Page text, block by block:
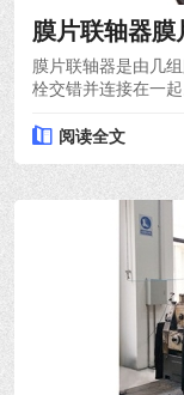
膜片联轴器膜
膜片联轴器是由几
栓交错并连接在一
阅读全文